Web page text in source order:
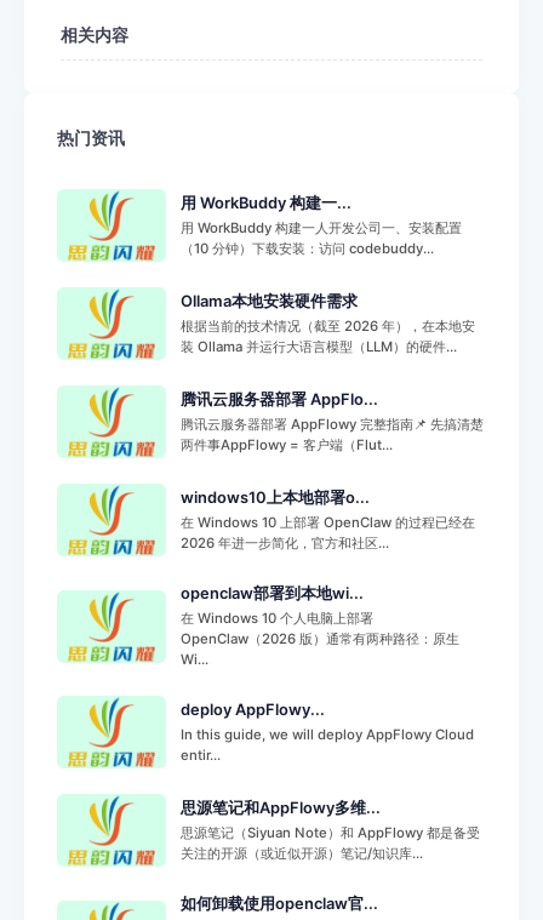
相关内容
热门资讯
用 WorkBuddy 构建一...
用 WorkBuddy 构建一人开发公司一、安装配置
（10 分钟）下载安装：访问 codebuddy...
Ollama本地安装硬件需求
根据当前的技术情况（截至 2026 年），在本地安
装 Ollama 并运行大语言模型（LLM）的硬件...
腾讯云服务器部署 AppFlo...
腾讯云服务器部署 AppFlowy 完整指南📌 先搞清楚
两件事AppFlowy = 客户端（Flut...
windows10上本地部署o...
在 Windows 10 上部署 OpenClaw 的过程已经在
2026 年进一步简化，官方和社区...
openclaw部署到本地wi...
在 Windows 10 个人电脑上部署
OpenClaw（2026 版）通常有两种路径：原生
Wi...
deploy AppFlowy...
In this guide, we will deploy AppFlowy Cloud
entir...
思源笔记和AppFlowy多维...
思源笔记（Siyuan Note）和 AppFlowy 都是备受
关注的开源（或近似开源）笔记/知识库...
如何卸载使用openclaw官...